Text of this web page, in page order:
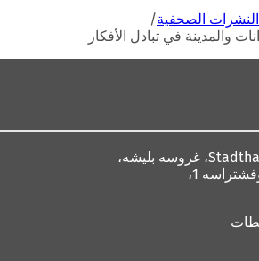
جديدة)
النشرات الصحفية
والمدينة في تبادل الأفكار